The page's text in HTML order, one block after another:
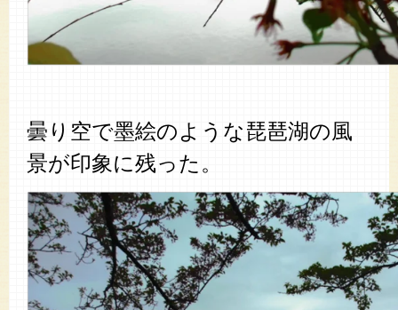
曇り空で墨絵のような琵琶湖の風
景が印象に残った。